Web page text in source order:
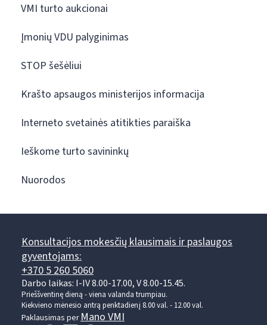
VMI turto aukcionai
Įmonių VDU palyginimas
STOP šešėliui
Krašto apsaugos ministerijos informacija
Interneto svetainės atitikties paraiška
Ieškome turto savininkų
Nuorodos
Konsultacijos mokesčių klausimais ir paslaugos
gyventojams:
+370 5 260 5060
Darbo laikas: I-IV 8.00-17.00, V 8.00-15.45.
Prieššventinę dieną - viena valanda trumpiau.
Kiekvieno mėnesio antrą penktadienį 8.00 val. - 12.00 val.
Paklausimas perMano VMI